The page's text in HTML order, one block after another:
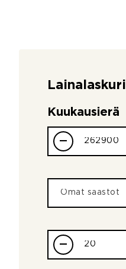
Lainalaskuri
Kuukausierä
–
–